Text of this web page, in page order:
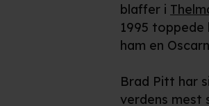
blaffer i
1995
ham en
Brad Pitt har
verdens mest